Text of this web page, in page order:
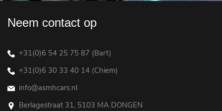
Neem contact op
+31(0)6 54 25 75 87 (Bart)
+31(0)6 30 33 40 14 (Chiem)
info@asmhcars.nl
Berlagestraat 31, 5103 MA DONGEN